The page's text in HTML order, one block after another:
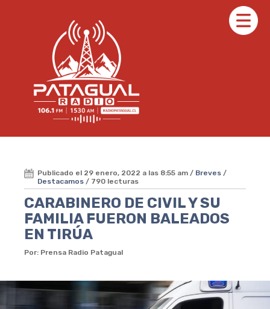
Publicado el 29 enero, 2022 a las 8:55 am / Breves /
Destacamos / 790 lecturas
CARABINERO DE CIVIL Y SU
FAMILIA FUERON BALEADOS
EN TIRÚA
Por: Prensa Radio Patagual